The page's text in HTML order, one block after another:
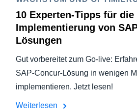
10 Experten-Tipps für die
Implementierung von
Lösungen
Gut vorbereitet zum Go-live:
SAP-Concur-Lösung in wenigen
implementieren. Jetzt lesen!
Weiterlesen